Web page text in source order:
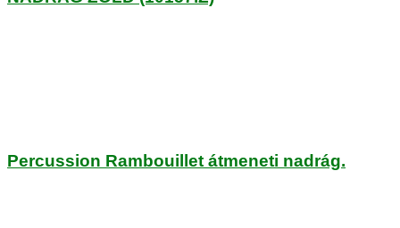
Percussion Rambouillet átmeneti nadrág.